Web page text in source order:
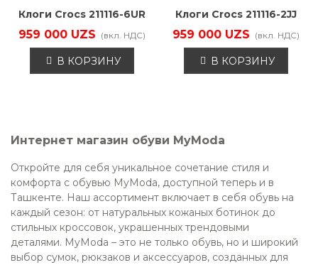
Клоги Crocs 211116-6UR
959 000 UZS (вкл. НДС)
В КОРЗИНУ
Клоги Crocs 211116-2JJ
959 000 UZS (вкл. НДС)
В КОРЗИНУ
Интернет магазин обуви MyModa
Откройте для себя уникальное сочетание стиля и
комфорта с обувью MyModa, доступной теперь и в
Ташкенте. Наш ассортимент включает в себя обувь на
каждый сезон: от натуральных кожаных ботинок до
стильных кроссовок, украшенных трендовыми
деталями. MyModa – это не только обувь, но и широкий
выбор сумок, рюкзаков и аксессуаров, созданных для